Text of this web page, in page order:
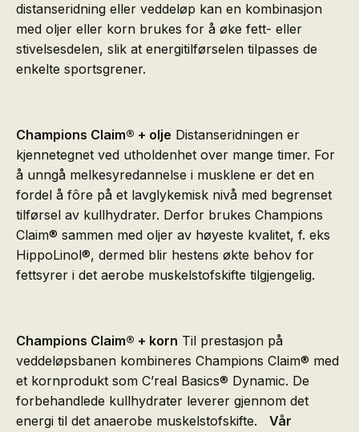
distanseridning eller veddeløp kan en kombinasjon
med oljer eller korn brukes for å øke fett- eller
stivelsesdelen, slik at energitilførselen tilpasses de
enkelte sportsgrener.
Champions Claim® + olje Distanseridningen er
kjennetegnet ved utholdenhet over mange timer. For
å unngå melkesyredannelse i musklene er det en
fordel å fôre på et lavglykemisk nivå med begrenset
tilførsel av kullhydrater. Derfor brukes Champions
Claim® sammen med oljer av høyeste kvalitet, f. eks
HippoLinol®, dermed blir hestens økte behov for
fettsyrer i det aerobe muskelstofskifte tilgjengelig.
Champions Claim® + korn Til prestasjon på
veddeløpsbanen kombineres Champions Claim® med
et kornprodukt som C’real Basics® Dynamic. De
forbehandlede kullhydrater leverer gjennom det
energi til det anaerobe muskelstofskifte. Vår